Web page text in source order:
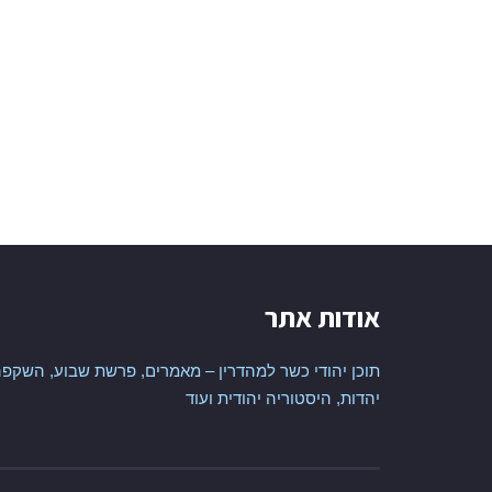
אודות אתר
תוכן יהודי כשר למהדרין – מאמרים, פרשת שבוע,
יהדות, היסטוריה יהודית ועוד